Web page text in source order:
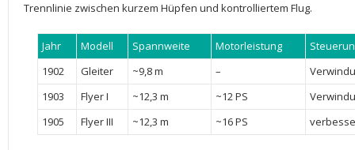
Trennlinie zwischen kurzem​ Hüpfen​ und kontrolliertem Flug.
Jahr Modell Spannweite Motorleistung
1902
Gleiter ~9,8 m –
1903
Flyer⁣ I ~12,3 m ~12 PS
1905
Flyer III ~12,3⁣ m ~16 PS